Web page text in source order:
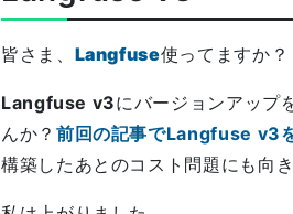
皆さま、 Langfuse使ってますか？
Langfuse v3にバージョンアップ
んか？ 前回の記事でLangfuse v3
構築したあとのコスト問題にも向